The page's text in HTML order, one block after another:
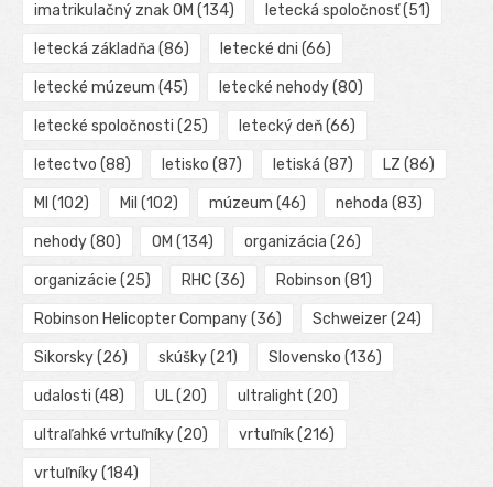
imatrikulačný znak OM (134) letecká spoločnosť(51)
letecká základňa (86) letecké dni (66)
letecké múzeum (45) letecké nehody(80)
letecké spoločnosti (25) letecký deň(66)
letectvo (88) letisko (87) letiská (87) LZ (86)
MI (102) Mil (102) múzeum (46) nehoda (83)
nehody(80) OM (134) organizácia (26)
organizácie (25) RHC(36) Robinson (81)
Robinson Helicopter Company(36) Schweizer(24)
Sikorsky(26) skúšky(21) Slovensko (136)
udalosti (48) UL(20) ultralight (20)
ultraľahké vrtuľníky(20) vrtuľník(216)
vrtuľníky(184)